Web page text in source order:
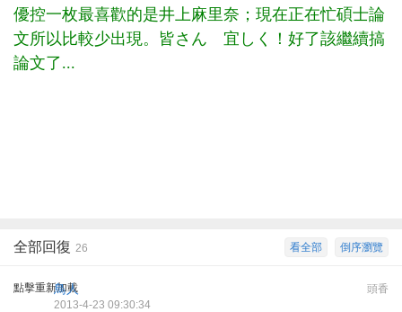
優控一枚最喜歡的是井上麻里奈；現在正在忙碩士論
文所以比較少出現。皆さん 宜しく！好了該繼續搞
論文了...
倒序瀏覽
看全部
全部回復 26
點擊重新加載 頭香
鳥人
2013-4-23 09:30:34